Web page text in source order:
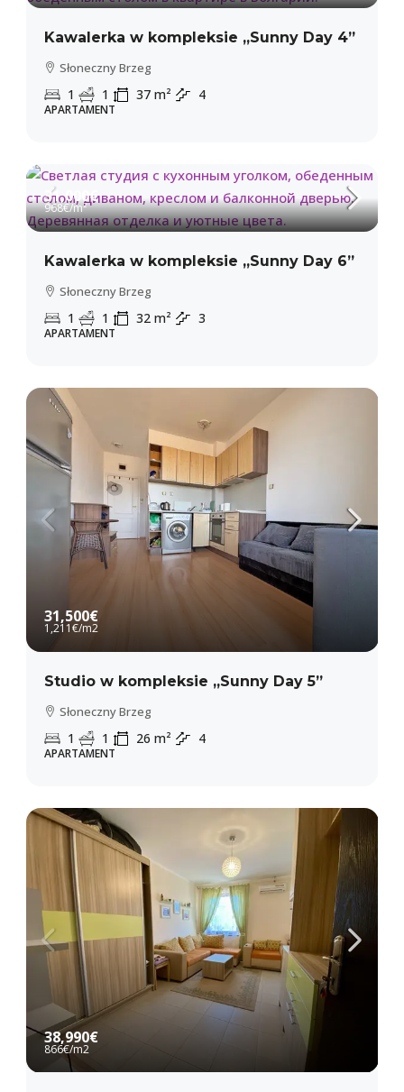
Kawalerka w kompleksie „Sunny Day 4”
Słoneczny Brzeg
1 1 37 m² 4
APARTAMENT
31,000€
968€/m²
Kawalerka w kompleksie „Sunny Day 6”
Słoneczny Brzeg
1 1 32 m² 3
APARTAMENT
31,500€
1,211€/m2
Studio w kompleksie „Sunny Day 5”
Słoneczny Brzeg
1 1 26 m² 4
APARTAMENT
38,990€
866€/m2